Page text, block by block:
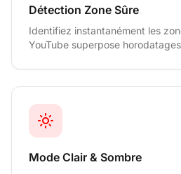
Détection Zone Sûre
Identifiez instantanément les
YouTube superpose
Mode Clair & Sombre